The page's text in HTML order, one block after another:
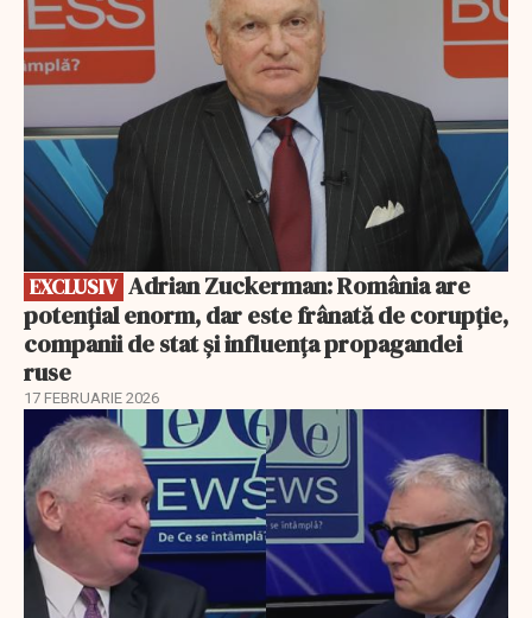
EXCLUSIV
potențial enorm, dar este frânată de corupție,
companii de stat și influența propagandei
ruse
17 FEBRUARIE 2026
EXCLUSIV